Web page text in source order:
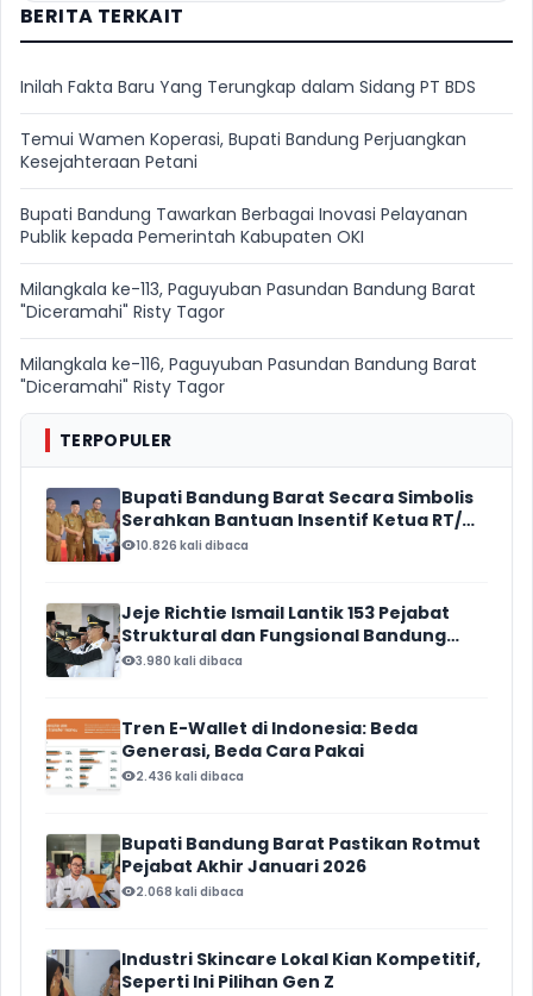
BERITA TERKAIT
Inilah Fakta Baru Yang Terungkap dalam Sidang PT BDS
Temui Wamen Koperasi, Bupati Bandung Perjuangkan
Kesejahteraan Petani
Bupati Bandung Tawarkan Berbagai Inovasi Pelayanan
Publik kepada Pemerintah Kabupaten OKI
Milangkala ke-113, Paguyuban Pasundan Bandung Barat
"Diceramahi" Risty Tagor
Milangkala ke-116, Paguyuban Pasundan Bandung Barat
"Diceramahi" Risty Tagor
TERPOPULER
Bupati Bandung Barat Secara Simbolis
Serahkan Bantuan Insentif Ketua RT/
RW, Total Anggaran Mencapai Rp16
10.826 kali dibaca
Jeje Richtie Ismail Lantik 153 Pejabat
Struktural dan Fungsional Bandung
Barat
3.980 kali dibaca
Tren E-Wallet di Indonesia: Beda
Generasi, Beda Cara Pakai
2.436 kali dibaca
Bupati Bandung Barat Pastikan Rotmut
Pejabat Akhir Januari 2026
2.068 kali dibaca
Industri Skincare Lokal Kian Kompetitif,
Seperti Ini Pilihan Gen Z